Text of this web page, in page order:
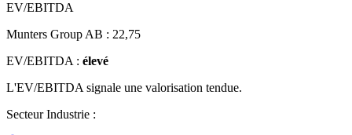
EV/EBITDA
Munters Group AB : 22,75
EV/EBITDA : élevé
L'EV/EBITDA signale une valorisation tendue.
Secteur Industrie :